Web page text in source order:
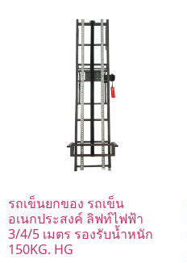
รถเข็นยกของ รถเข็น
อเนกประสงค์ ลิฟท์ไฟฟ้า
3/4/5 เมตร รองรับน้ำหนัก
150KG. HG